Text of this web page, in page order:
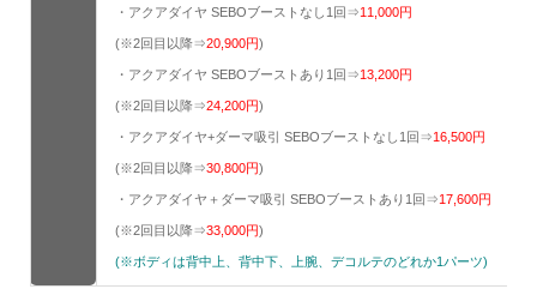
・アクアダイヤ SEBOブーストなし1回⇒11,000円
(※2回目以降⇒20,900円)
・アクアダイヤ SEBOブーストあり1回⇒13,200円
(※2回目以降⇒24,200円)
・アクアダイヤ+ダーマ吸引 SEBOブーストなし1回⇒16,500円
(※2回目以降⇒30,800円)
・アクアダイヤ＋ダーマ吸引 SEBOブーストあり1回⇒17,600円
(※2回目以降⇒33,000円)
(※ボディは背中上、背中下、上腕、デコルテのどれか1パーツ)